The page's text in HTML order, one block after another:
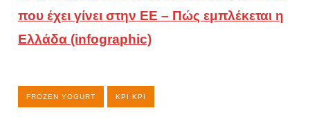
που έχει γίνει στην ΕΕ – Πώς εμπλέκεται η
Ελλάδα (infographic)
FROZEN YOGURT ΚΡΙ ΚΡΙ